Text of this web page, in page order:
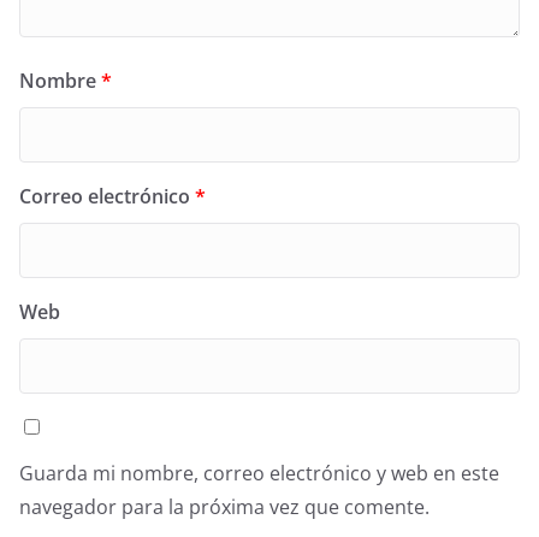
Nombre*
Correo electrónico *
Web
Guarda mi nombre, correo electrónico y web en este
navegador para la próxima vez que comente.